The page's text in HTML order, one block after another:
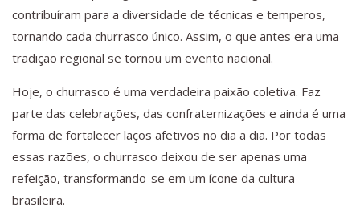
contribuíram para a diversidade de técnicas e temperos,
tornando cada churrasco único. Assim, o que antes era uma
tradição regional se tornou um evento nacional.
Hoje, o churrasco é uma verdadeira paixão coletiva. Faz
parte das celebrações, das confraternizações e ainda é uma
forma de fortalecer laços afetivos no dia a dia. Por todas
essas razões, o churrasco deixou de ser apenas uma
refeição, transformando-se em um ícone da cultura
brasileira.